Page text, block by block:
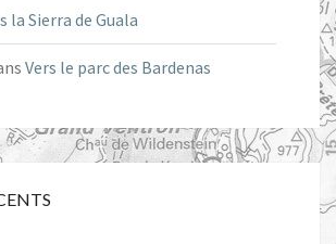
la Sierra de Guala
Vers le parc des Bardenas